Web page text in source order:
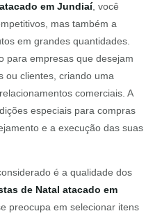
em Jundiaí, você
mas também a
em grandes quantidades.
para empresas que desejam
ou clientes, criando uma
comerciais. A
especiais para compras
e a execução das suas
é a qualidade dos
de Natal atacado em
preocupa em selecionar itens